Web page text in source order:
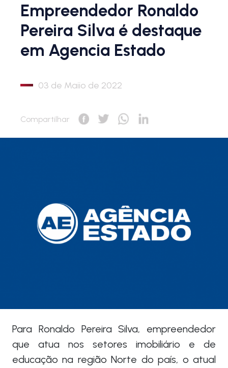
Empreendedor Ronaldo
Pereira Silva é destaque
em Agencia Estado
03 de Maiio de 2022
Compartilhar
Para Ronaldo Pereira Silva, empreendedor
que atua nos setores imobiliário e de
educação na região Norte do país, o atual